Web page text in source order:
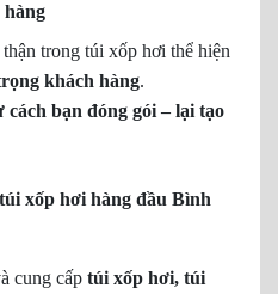
hàng
trong túi xốp hơi thể hiện
khách hàng.
bạn đóng gói – lại tạo
xốp hơi hàng đầu Bình
cung cấp túi xốp hơi, túi